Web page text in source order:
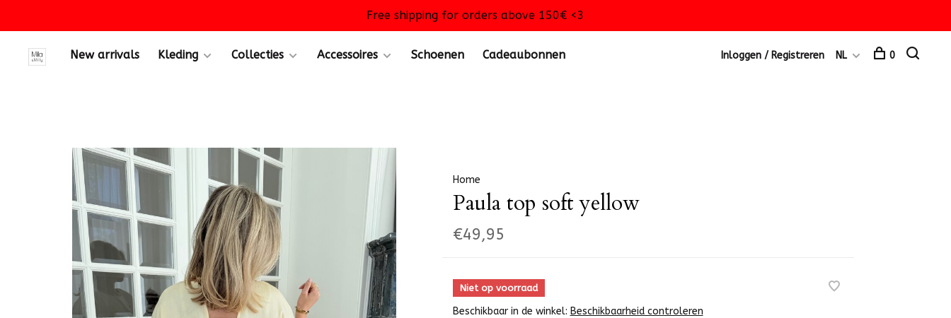
Free shipping for orders above 150€ <3
New arrivals Kleding Collecties Accessoires Schoenen Cadeaubonnen Inloggen / Registreren NL 0
Home
Paula top soft yellow
€49,95
Niet op voorraad
Beschikbaar in de winkel: Beschikbaarheid controleren